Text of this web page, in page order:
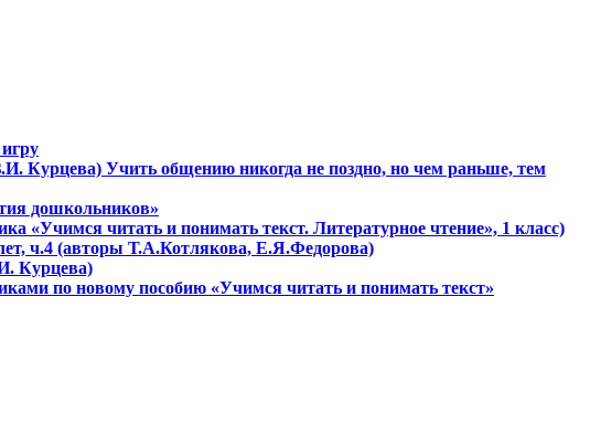
Курцева) Учить общению никогда не поздно, но чем раньше, тем
дошкольников»
«Учимся читать и понимать текст. Литературное чтение», 1 класс)
ч.4 (авторы Т.А.Котлякова, Е.Я.Федорова)
Курцева)
по новому пособию «Учимся читать и понимать текст»